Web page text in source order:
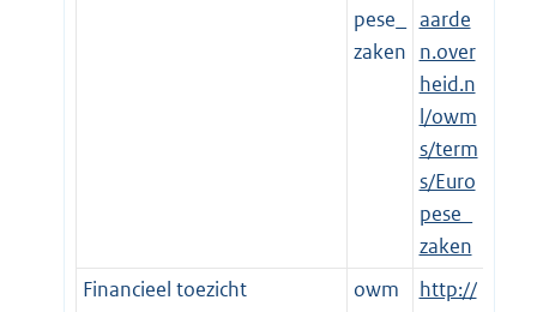
pese_
zaken
aarde
n.over
heid.n
l/owm
s/term
s/Euro
pese_
zaken
Financieel toezicht
owm
http://